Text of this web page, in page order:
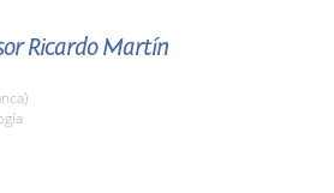
Ricardo Martín